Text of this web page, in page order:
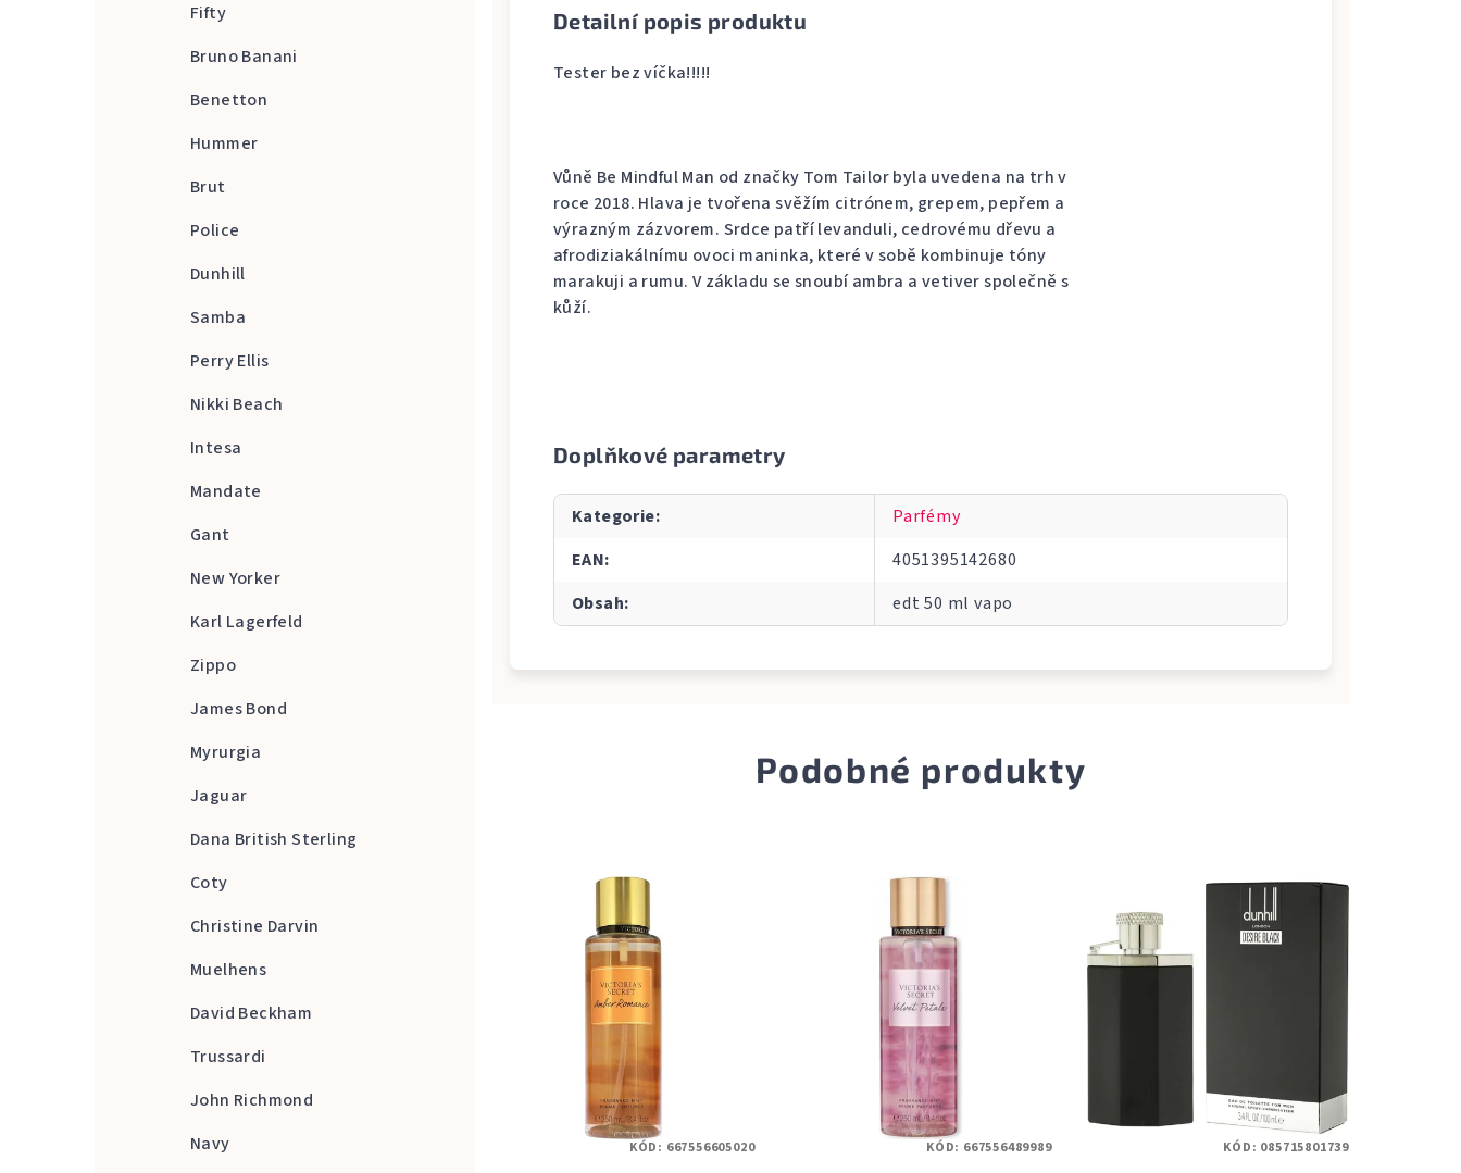
Fifty
Bruno Banani
Benetton
Hummer
Brut
Police
Dunhill
Samba
Perry Ellis
Nikki Beach
Intesa
Mandate
Gant
New Yorker
Karl Lagerfeld
Zippo
James Bond
Myrurgia
Jaguar
Dana British Sterling
Coty
Christine Darvin
Muelhens
David Beckham
Trussardi
John Richmond
Navy
Detailní popis produktu
Tester bez víčka!!!!!
Vůně Be Mindful Man od značky Tom Tailor byla uvedena na trh v
roce 2018. Hlava je tvořena svěžím citrónem, grepem, pepřem a
výrazným zázvorem. Srdce patří levanduli, cedrovému dřevu a
afrodiziakálnímu ovoci maninka, které v sobě kombinuje tóny
marakuji a rumu. V základu se snoubí ambra a vetiver společně s
kůží.
Doplňkové parametry
Kategorie:
Parfémy
EAN:
4051395142680
Obsah: edt 50 ml vapo
Podobné produkty
KÓD: 667556605020 KÓD: 667556489989 KÓD: 085715801739